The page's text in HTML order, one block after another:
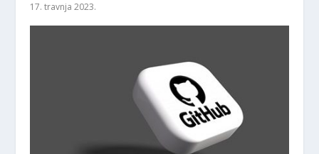
17. travnja 2023.